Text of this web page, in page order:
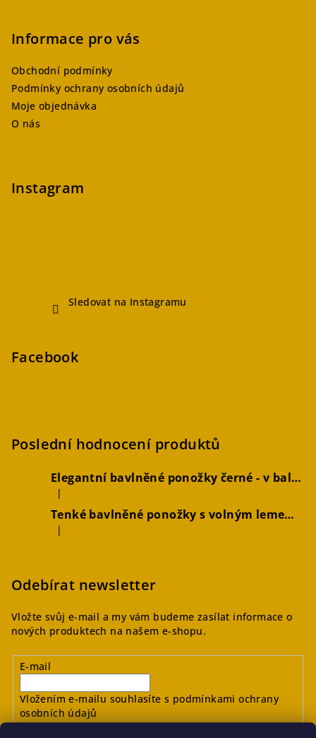
Informace pro vás
Obchodní podmínky
Podmínky ochrany osobních údajů
Moje objednávka
O nás
Instagram
Sledovat na Instagramu
Facebook
Poslední hodnocení produktů
Elegantní bavlněné ponožky černé - v balení 2 párů
Hodnocení produktu je 5 z 5 hvězdiček.
|
Tenké bavlněné ponožky s volným lemem hořčicové, 2 páry
Hodnocení produktu je 4 z 5 hvězdiček.
|
Odebírat newsletter
Vložte svůj e-mail a my vám budeme zasílat informace o
nových produktech na našem e-shopu.
E-mail
Vložením e-mailu souhlasíte s podmínkami ochrany
osobních údajů